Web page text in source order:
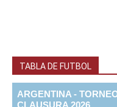
TABLA DE FUTBOL